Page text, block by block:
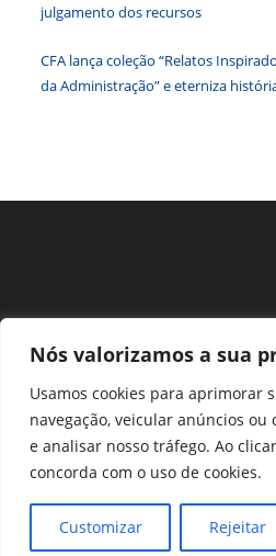
Nós valorizamos a sua
Usamos cookies para aprimorar
navegação, veicular anúncios
e analisar nosso tráfego. Ao
concorda com o uso de cookies.
Customizar Rejeitar
julgamento dos recursos
CFA lança coleção “Relatos
da Administração” e eterniza
Perguntas Frequentes
Transparência e
Assessoria de Imprensa
Setor de Autarquias Sul 1 Bloco L
DF, 70070-932 | Telefone: (61)
Copyright - 2024 CFA | All Rights